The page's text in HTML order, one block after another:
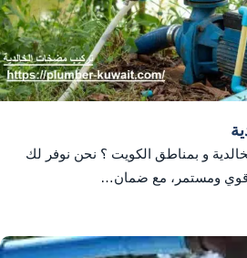
و بمناطق الكويت ؟ نحن نوفر لك
قوي ومستمر، مع ضمان…